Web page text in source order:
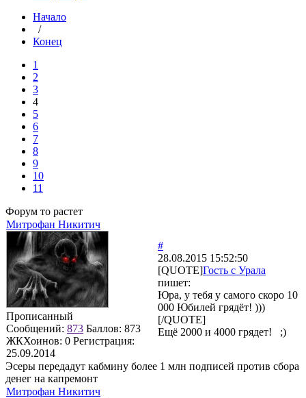
Начало
/
Конец
1
2
3
4
5
6
7
8
9
10
11
Форум то растет
Митрофан Никитич
Прописанный
Сообщений: 873 Баллов: 873
ЖКХоинов: 0 Регистрация:
25.09.2014
#
28.08.2015 15:52:50
[QUOTE]Гость с Урала
пишет:
Юра, у тебя у самого скоро 10
000 Юбилей грядёт! )))
[/QUOTE]
Ещё 2000 и 4000 грядет! ;)
Эсеры передадут кабмину более 1 млн подписей против сбора
денег на капремонт
Митрофан Никитич